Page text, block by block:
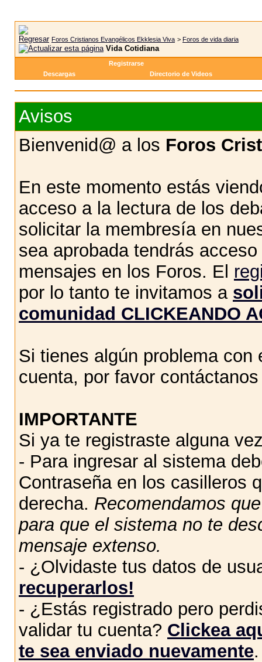
Foros Cristianos Evangélicos Ekklesia Viva > Foros de vida diaria
Vida Cotidiana
Registrarse
Descargas
Directorio de Videos
Avisos
Bienvenid@ a los Foros
En este momento estás
acceso a la lectura de los
solicitar la membresía en
sea aprobada tendrás
mensajes en los Foros. El
por lo tanto te invitamos a
comunidad CLICKEANDO
Si tienes algún problema
cuenta, por favor
IMPORTANTE
Si ya te registraste alguna
- Para ingresar al sistema
Contraseña en los casilleros
derecha. Recomendamos
para que el sistema no te
mensaje extenso.
- ¿Olvidaste tus datos de
recuperarlos!
- ¿Estás registrado pero
validar tu cuenta? Clickea
te sea enviado nuevamente.